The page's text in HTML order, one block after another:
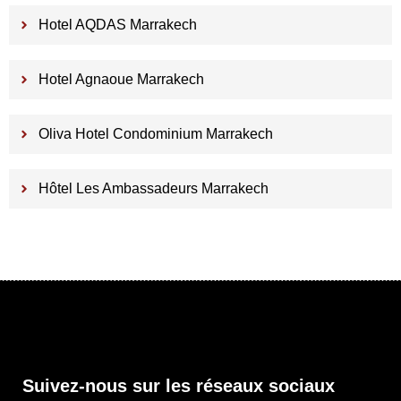
Hotel AQDAS Marrakech
Hotel Agnaoue Marrakech
Oliva Hotel Condominium Marrakech
Hôtel Les Ambassadeurs Marrakech
Suivez-nous sur les réseaux sociaux